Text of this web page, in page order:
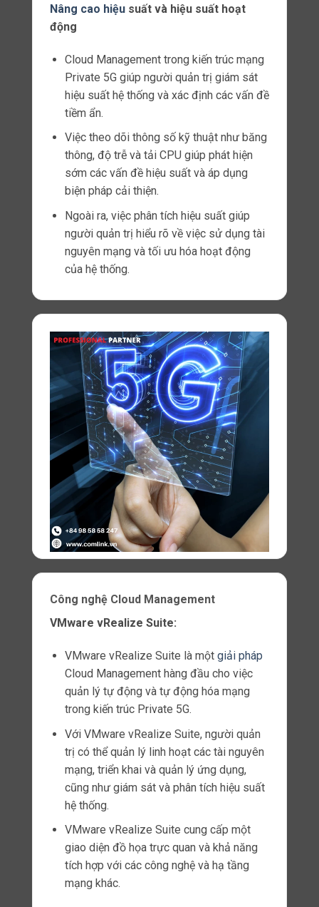
Điều khiển liên lạc
gNodeB chịu trách nhiệm điều khiển liên
lạc giữa các thiết bị di động và mạng 5G.
Nó xử lý và điều khiển dữ liệu được truyền
qua kênh liên lạc và đảm bảo rằng thông
tin được chuyển tiếp một cách an toàn và
tin cậy.
Đặc điểm của gNodeB
Tính linh hoạt và mở rộng
gNodeB có tính linh hoạt cao và có khả
mạng 5G.
Nó có thể được triển khai và cấu hình theo
nhu cầu của từng doanh nghiệp hoặc tổ
chức.
Khả năng linh hoạt cho phép tùy chỉnh và
tối ưu hóa việc triển khai gNodeB theo yêu
cầu cụ thể của mỗi mạng Private 5G.
Khả năng xử lý dữ liệu cao
gNodeB có khả năng xử lý dữ liệu cao, đáp
ứng yêu cầu về khối lượng dữ liệu lớn
trong mạng 5G.
Với việc sử dụng công nghệ tiên tiến,
Tính bảo mật cao
Đặc điểm tiếp theo của gNodeB là tính
bảo mật cao.
Khi triển khai trong kiến trúc mạng Private
5G, gNodeB hỗ trợ các biện pháp bảo mật
tiên tiến như mã hóa dữ liệu và xác thực
người dùng.
Điều này giúp bảo vệ thông tin quan trọng
và đảm bảo an toàn cho các hoạt động kết
nối trong mạng.
Hiệu suất cao và thời gian đáp ứng thấp
Cuối cùng, gNodeB có hiệu suất cao và
thời gian đáp ứng thấp.